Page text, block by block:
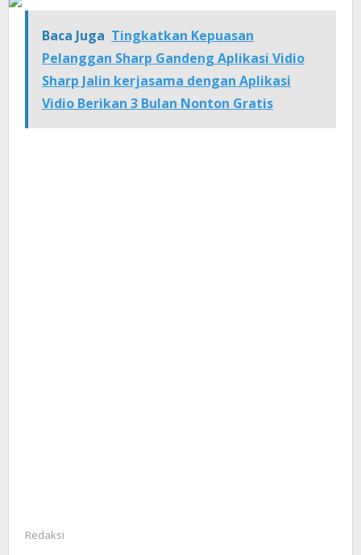
Baca Juga Tingkatkan Kepuasan
Pelanggan Sharp Gandeng Aplikasi Vidio
Sharp Jalin kerjasama dengan Aplikasi
Vidio Berikan 3 Bulan Nonton Gratis
Redaksi